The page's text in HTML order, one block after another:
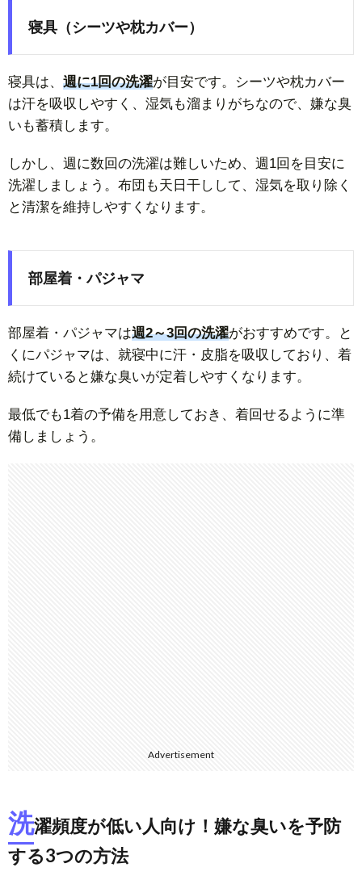
寝具（シーツや枕カバー）
寝具は、 週に1回の洗濯が目安です。シーツや枕カバー
は汗を吸収しやすく、湿気も溜まりがちなので、嫌な臭
いも蓄積します。
しかし、週に数回の洗濯は難しいため、週1回を目安に
洗濯しましょう。布団も天日干しして、湿気を取り除く
と清潔を維持しやすくなります。
部屋着・パジャマ
部屋着・パジャマは週2～3回の洗濯がおすすめです。と
くにパジャマは、就寝中に汗・皮脂を吸収しており、着
続けていると嫌な臭いが定着しやすくなります。
最低でも1着の予備を用意しておき、着回せるように準
備しましょう。
Advertisement
洗濯頻度が低い人向け！嫌な臭いを予防
する3つの方法